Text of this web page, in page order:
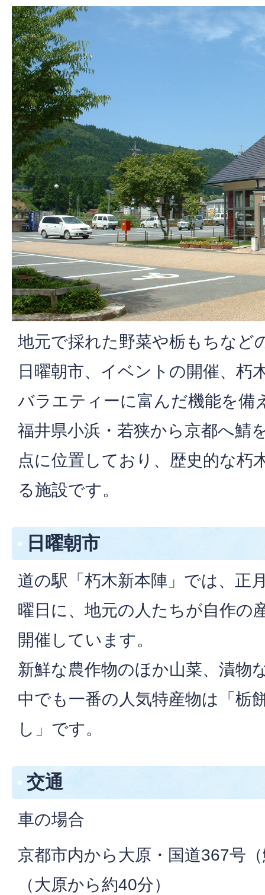
地元で採れた野菜や栃もちなど
日曜朝市、イベントの開催、朽
バラエティーに富んだ機能を備
福井県小浜・若狭から京都へ鯖
点に位置しており、歴史的な朽
る施設です。
日曜朝市
道の駅「朽木新本陣」では、正
曜日に、地元の人たちが自作の
開催しています。
新鮮な農作物のほか山菜、漬物
中でも一番の人気特産物は「栃
し」です。
交通
車の場合
京都市内から大原・国道367号
（大原から約40分）